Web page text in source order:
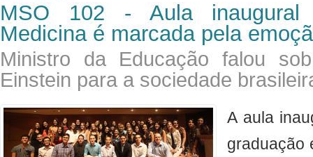
MSO 102 - Aula inaugural
Medicina é marcada pela
Ministro da Educação falou
Einstein para a sociedade
A aula
graduação